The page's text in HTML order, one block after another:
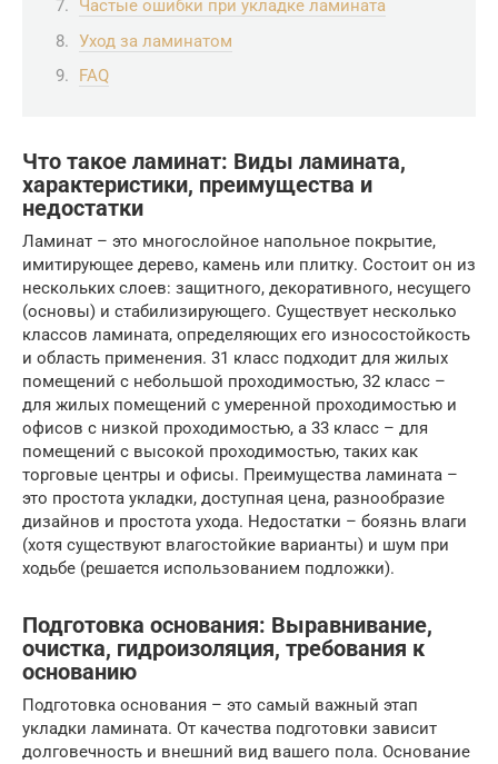
Частые ошибки при укладке ламината
Уход за ламинатом
FAQ
Что такое ламинат: Виды ламината,
характеристики, преимущества и
недостатки
Ламинат – это многослойное напольное покрытие,
имитирующее дерево, камень или плитку. Состоит он из
нескольких слоев: защитного, декоративного, несущего
(основы) и стабилизирующего. Существует несколько
классов ламината, определяющих его износостойкость
и область применения. 31 класс подходит для жилых
помещений с небольшой проходимостью, 32 класс –
для жилых помещений с умеренной проходимостью и
офисов с низкой проходимостью, а 33 класс – для
помещений с высокой проходимостью, таких как
торговые центры и офисы. Преимущества ламината –
это простота укладки, доступная цена, разнообразие
дизайнов и простота ухода. Недостатки – боязнь влаги
(хотя существуют влагостойкие варианты) и шум при
ходьбе (решается использованием подложки).
Подготовка основания: Выравнивание,
очистка, гидроизоляция, требования к
основанию
Подготовка основания – это самый важный этап
укладки ламината. От качества подготовки зависит
долговечность и внешний вид вашего пола. Основание